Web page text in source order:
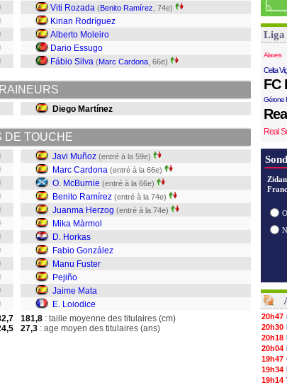
Viti Rozada (Benito Ramírez , 74e)
Kirian Rodríguez
Alberto Moleiro
Dario Essugo
Fábio Silva (Marc Cardona , 66e)
Diego Martínez
DE TOUCHE
Javi Muñoz (entré à la 59e)
Marc Cardona (entré à la 66e)
O. McBurnie (entré à la 66e)
Benito Ramírez (entré à la 74e)
Juanma Herzog (entré à la 74e)
Mika Màrmol
D. Horkas
Fabio González
Manu Fuster
Pejiño
Jaime Mata
E. Loiodice
181,8 : taille moyenne des titulaires (cm)
27,3 : age moyen des titulaires (ans)
Liga
Alaves
Celta
FC
Gérone
Real
20h47
20h30
20h18
20h04
19h47
19h34
19h14